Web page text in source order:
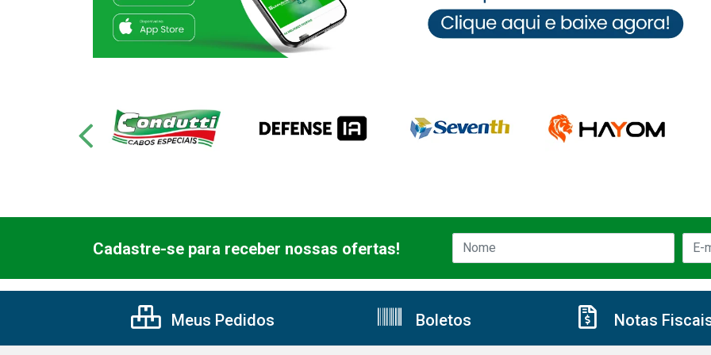
Cadastre-se para receber nossas ofertas!
Meus Pedidos Boletos Notas